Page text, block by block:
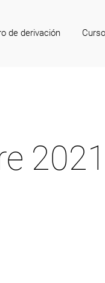
de derivación
2021